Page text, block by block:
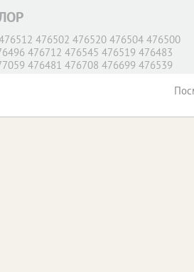
476502 476520 476504 476500
476712 476545 476519 476483
476481 476708 476699 476539
477913 477914 477915 477916 23